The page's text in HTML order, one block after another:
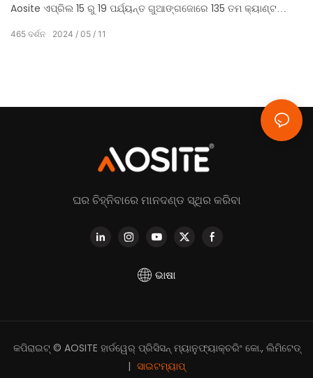
Aosite ଏପ୍ରିଲ 15 ରୁ 19 ପର୍ଯ୍ୟନ୍ତ ଗୁଆଙ୍ଗଜୋରେ 135 ତମ କ୍ୟାଣ୍ଟନ
ମେଳାରେ ଯୋଗ ଦେଇଥିଲେ |
2024 05 11
465 ଦର୍ଶନ
ଘର ଚିହ୍ନିବାରେ ମାନଦଣ୍ଡ ସ୍ଥିର କରିବା
ଭାଷା
କପିରାଇଟ୍ © AOSITE ହାର୍ଡୱେର୍ ପ୍ରିସିସନ୍ ମ୍ୟାନୁଫ୍ୟାକ୍ଚରିଂ କୋ., ଲିମିଟେଡ୍
| ସାଇଟମ୍ୟାପ୍